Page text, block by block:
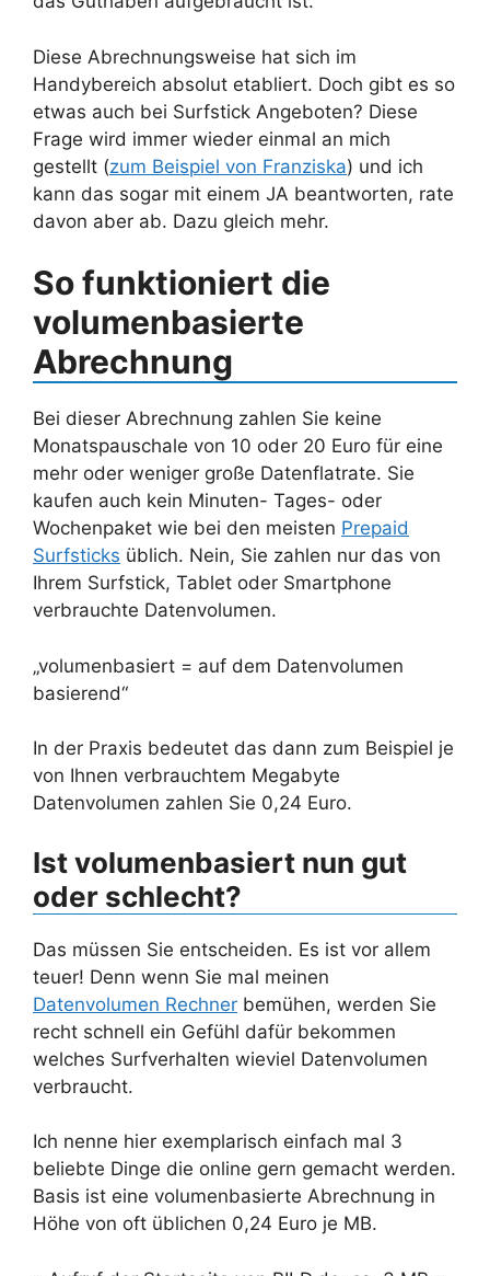
Diese Abrechnungsweise hat sich im
Handybereich absolut etabliert. Doch gibt es so
etwas auch bei Surfstick Angeboten? Diese
Frage wird immer wieder einmal an mich
gestellt (zum Beispiel von Franziska) und ich
kann das sogar mit einem JA beantworten, rate
davon aber ab. Dazu gleich mehr.
So funktioniert die
volumenbasierte
Abrechnung
Bei dieser Abrechnung zahlen Sie keine
Monatspauschale von 10 oder 20 Euro für eine
mehr oder weniger große Datenflatrate. Sie
kaufen auch kein Minuten- Tages- oder
Wochenpaket wie bei den meisten Prepaid
Surfsticks üblich. Nein, Sie zahlen nur das von
Ihrem Surfstick, Tablet oder Smartphone
verbrauchte Datenvolumen.
„volumenbasiert = auf dem Datenvolumen
basierend“
In der Praxis bedeutet das dann zum Beispiel je
von Ihnen verbrauchtem Megabyte
Datenvolumen zahlen Sie 0,24 Euro.
Ist volumenbasiert nun gut
oder schlecht?
Das müssen Sie entscheiden. Es ist vor allem
teuer! Denn wenn Sie mal meinen
Datenvolumen Rechner bemühen, werden Sie
recht schnell ein Gefühl dafür bekommen
welches Surfverhalten wieviel Datenvolumen
verbraucht.
Ich nenne hier exemplarisch einfach mal 3
beliebte Dinge die online gern gemacht werden.
Basis ist eine volumenbasierte Abrechnung in
Höhe von oft üblichen 0,24 Euro je MB.